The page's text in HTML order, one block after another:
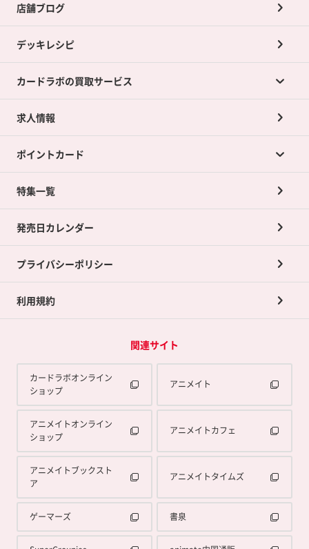
店舗ブログ
デッキレシピ
カードラボの買取サービス
カードラボの買取サービスTOP
店舗買取について
ネット買取について
買取承諾書について
求人情報
ポイントカード
ポイントカードTOP
ポイント交換景品
特集一覧
発売日カレンダー
プライバシーポリシー
利用規約
関連サイト
カードラボオンライン
ショップ
アニメイト
アニメイトオンライン
ショップ
アニメイトカフェ
アニメイトブックスト
ア
アニメイトタイムズ
ゲーマーズ 書泉